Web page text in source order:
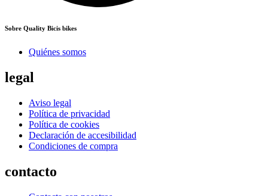
Sobre Quality Bicis bikes
Quiénes somos
legal
Aviso legal
Política de privacidad
Política de cookies
Declaración de accesibilidad
Condiciones de compra
contacto